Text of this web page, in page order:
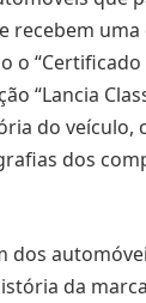
recebem
o
“Lancia
do veículo,
dos
dos
da